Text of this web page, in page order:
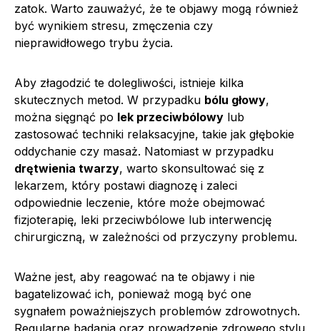
zatok. Warto zauważyć, że te objawy mogą również
być wynikiem stresu, zmęczenia czy
nieprawidłowego trybu życia.
Aby złagodzić te dolegliwości, istnieje kilka
skutecznych metod. W przypadku bólu głowy,
można sięgnąć po lek przeciwbólowy lub
zastosować techniki relaksacyjne, takie jak głębokie
oddychanie czy masaż. Natomiast w przypadku
drętwienia twarzy, warto skonsultować się z
lekarzem, który postawi diagnozę i zaleci
odpowiednie leczenie, które może obejmować
fizjoterapię, leki przeciwbólowe lub interwencję
chirurgiczną, w zależności od przyczyny problemu.
Ważne jest, aby reagować na te objawy i nie
bagatelizować ich, ponieważ mogą być one
sygnałem poważniejszych problemów zdrowotnych.
Regularne badania oraz prowadzenie zdrowego stylu